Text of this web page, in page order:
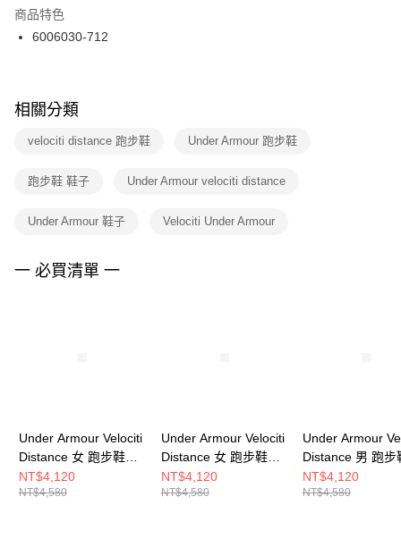
２．訂單成立數日內，您將收到繳費通知簡訊。
３．收到繳費通知簡訊後14天內，點擊此簡訊中的連結，可透過四大超商／
ATM／網路銀行／等多元方式進行付款，方視為交易完成。
※ 交易是否成功請以「AFTEE先享後付 」之結帳頁面顯示為準，若有關於
是否繳費成功／繳費後需取消欲退款等相關疑問，請聯繫「AFTEE先享後付
客戶支援中心」https://netprotections.freshdesk.com/support/home
１．透過由恩沛科技股份有限公司提供之「AFTEE先享後付」服務完成之交
權轉讓予恩沛科技股份有限公司。
３．未成年的使用者請事先徵得法定代理人或監護人之同意方可使用
「AFTEE先享後付」，若未經同意申辦者引起之損失，本公司不負相關責
付款後門市自取
每筆NT$100，滿NT$1,500(含以上)免運費
商品特色
6006030-712
相關分類
velociti distance 跑步鞋 Under Armour 跑步鞋
跑步鞋 鞋子 Under Armour velociti distance
Under Armour 鞋子 Velociti Under Armour
一 必買清單 一
Under Armour Velociti
Distance 女 跑步鞋
6006031-703
NT$4,120
NT$4,580
Under Armour Velociti
Distance 女 跑步鞋
6006031-101
NT$4,120
NT$4,580
Under Armour
Distance 男 跑步
6006030-001
NT$4,120
NT$4,580